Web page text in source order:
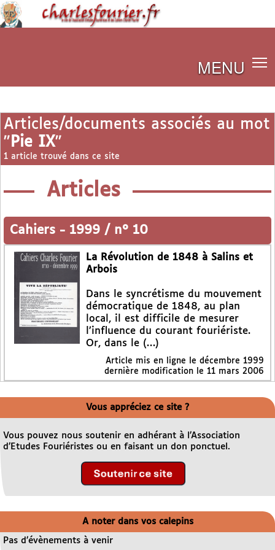
MENU
Articles/documents associés au mot
" Pie IX"
1 article trouvé dans ce site
Articles
Cahiers - 1999 / n° 10
La Révolution de 1848 à Salins et
Arbois
Dans le syncrétisme du mouvement
démocratique de 1848, au plan
local, il est difficile de mesurer
l’influence du courant fouriériste.
Or, dans le (…)
Article mis en ligne le décembre 1999
dernière modification le 11 mars 2006
Vous appréciez ce site ?
Vous pouvez nous soutenir en adhérant à l’Association
d’Etudes Fouriéristes ou en faisant un don ponctuel.
A noter dans vos calepins
Pas d’évènements à venir